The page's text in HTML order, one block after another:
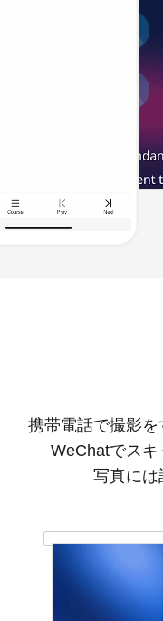
携帯電話で撮影
WeChatでス
写真には